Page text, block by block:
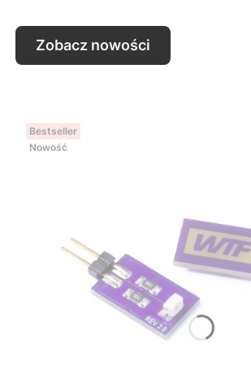
Zobacz nowości
Bestseller
Nowość